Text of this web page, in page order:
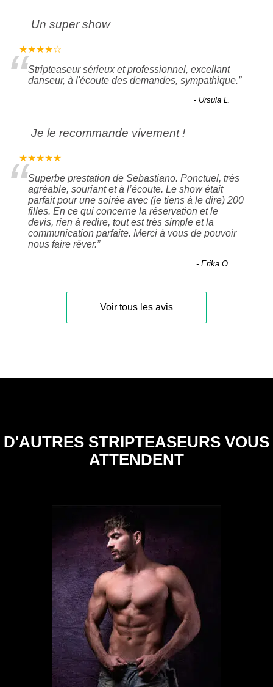
Un super show
★★★★☆
“Stripteaseur sérieux et professionnel, excellant
danseur, à l'écoute des demandes, sympathique.”
- Ursula L.
Je le recommande vivement !
★★★★★
“Superbe prestation de Sebastiano. Ponctuel, très
agréable, souriant et à l’écoute. Le show était
parfait pour une soirée avec (je tiens à le dire) 200
filles. En ce qui concerne la réservation et le
devis, rien à redire, tout est très simple et la
communication parfaite. Merci à vous de pouvoir
nous faire rêver.”
- Erika O.
Voir tous les avis
D'AUTRES STRIPTEASEURS VOUS
ATTENDENT